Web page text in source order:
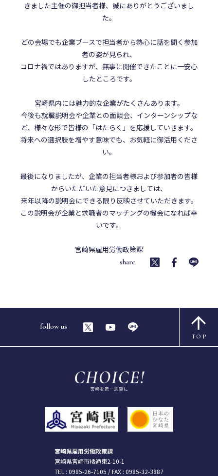
きました主催の御担当者様、誠にありがとうございまし
た。
どの会場でも企業ブースで担当者から熱心に話を聞く参加
者の姿が見られ、
コロナ禍ではありますが、無事に開催できたことに一安心
したところです。
宮崎県内には魅力的な企業がたくさんあります。
今後も就職説明会や企業との面談会、インターンシップな
ど、様々な形で皆様の「はたらく」を応援していきます。
将来への選択肢を増やす意味でも、お気軽に御活用くださ
い。
最後になりましたが、企業の担当者様および参加者の皆様
からいただいた意見につきましては、
来年以降の説明会にできる限り反映させていただきます。
この説明会が企業と求職者のマッチングの機会になれば幸
いです。
宮崎県雇用労働政策課
share
follow us
TOP
宮崎県雇用労働政策課
宮崎県宮崎市橘通東2-10-1
TEL : 0985-26-7105 / FAX : 0985-32-3887